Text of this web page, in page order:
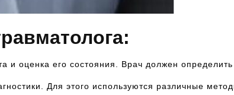
и оценка его состояния. Врач должен
Для этого используются различные